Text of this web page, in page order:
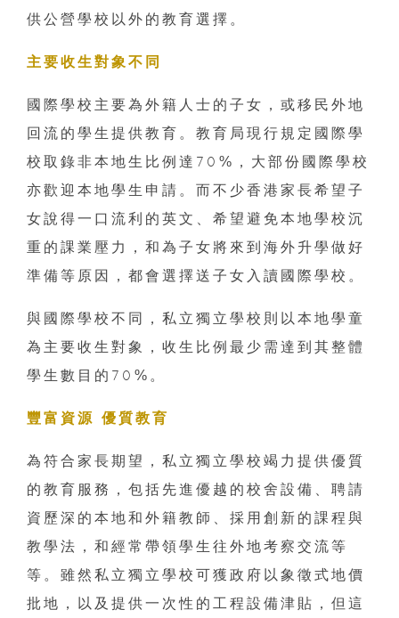
供公營學校以外的教育選擇。
主要收生對象不同
國際學校主要為外籍人士的子女，或移民外地
回流的學生提供教育。教育局現行規定國際學
校取錄非本地生比例達70%，大部份國際學校
亦歡迎本地學生申請。而不少香港家長希望子
女說得一口流利的英文、希望避免本地學校沉
重的課業壓力，和為子女將來到海外升學做好
準備等原因，都會選擇送子女入讀國際學校。
與國際學校不同，私立獨立學校則以本地學童
為主要收生對象，收生比例最少需達到其整體
學生數目的70%。
豐富資源 優質教育
為符合家長期望，私立獨立學校竭力提供優質
的教育服務，包括先進優越的校舍設備、聘請
資歷深的本地和外籍教師、採用創新的課程與
教學法，和經常帶領學生往外地考察交流等
等。雖然私立獨立學校可獲政府以象徵式地價
批地，以及提供一次性的工程設備津貼，但這